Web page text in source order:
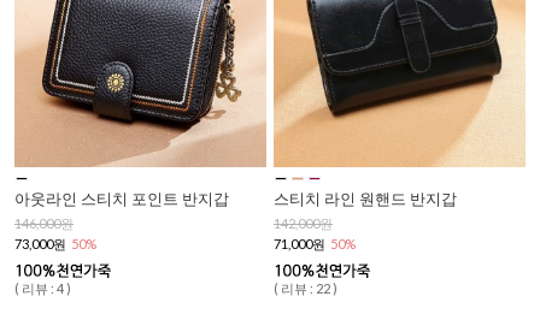
아웃라인 스티치 포인트 반지갑
146,000원
73,000원 50%
( 리뷰 : 4 )
스티치 라인 원핸드 반지갑
142,000원
71,000원 50%
( 리뷰 : 22 )